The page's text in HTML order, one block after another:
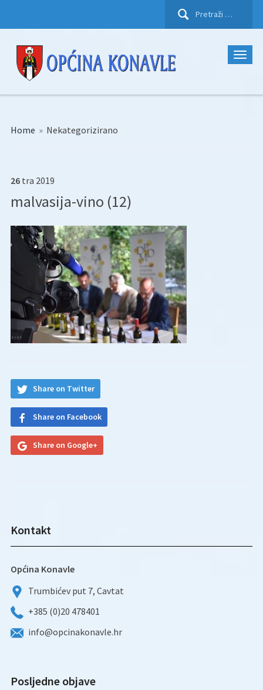
Pretraži:
Home » Nekategorizirano
26 tra 2019
malvasija-vino (12)
Share on Twitter
Share on Facebook
Share on Google+
Kontakt
Općina Konavle
Trumbićev put 7, Cavtat
+385 (0)20 478401
info@opcinakonavle.hr
Posljedne objave